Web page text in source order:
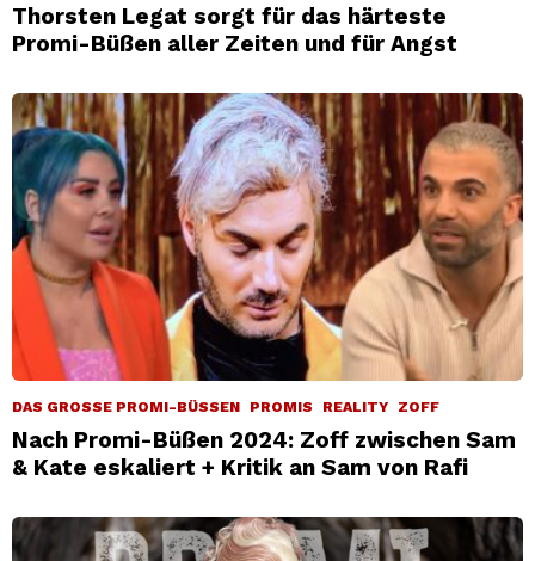
Thorsten Legat sorgt für das härteste
Promi-Büßen aller Zeiten und für Angst
DAS GROSSE PROMI-BÜSSEN PROMIS REALITY ZOFF
Nach Promi-Büßen 2024: Zoff zwischen Sam
& Kate eskaliert + Kritik an Sam von Rafi